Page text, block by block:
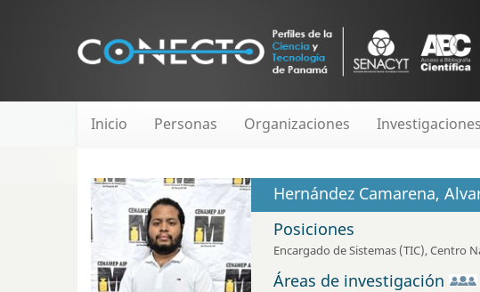
Inicio Personas Organizaciones Investigaciones
Hernández Camarena,
Posiciones
Encargado de Sistemas (TIC),Centro
Áreas de investigación